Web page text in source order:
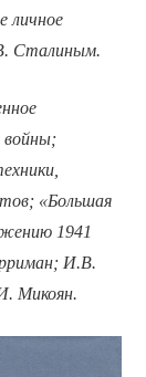
личное
Сталиным.
войны;
«Большая
1941
И.В.
Микоян.